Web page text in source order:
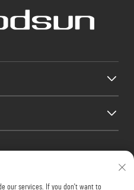
By (syd for Kina National Highway
our services. If you don't want to